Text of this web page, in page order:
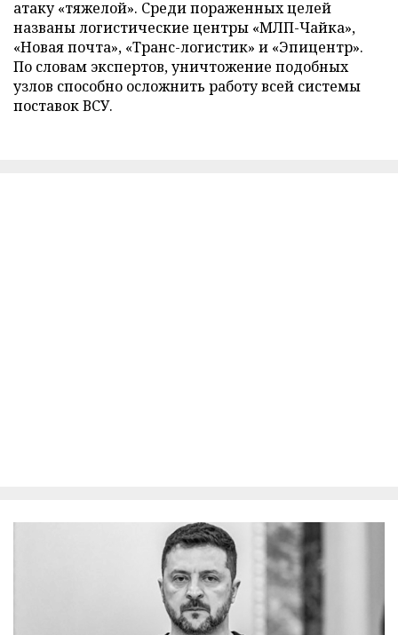
атаку «тяжелой». Среди пораженных целей
названы логистические центры «МЛП-Чайка»,
«Новая почта», «Транс-логистик» и «Эпицентр».
По словам экспертов, уничтожение подобных
узлов способно осложнить работу всей системы
поставок ВСУ.